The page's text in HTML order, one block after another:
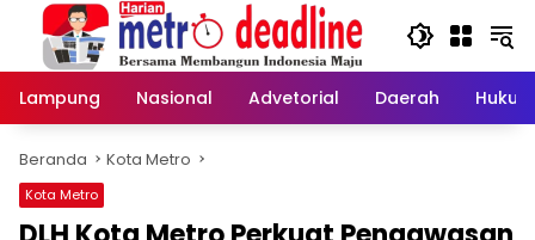
Langsung
konten
Lampung
Nasional Advetorial Daerah Hukum
Beranda Kota Metro
Kota Metro